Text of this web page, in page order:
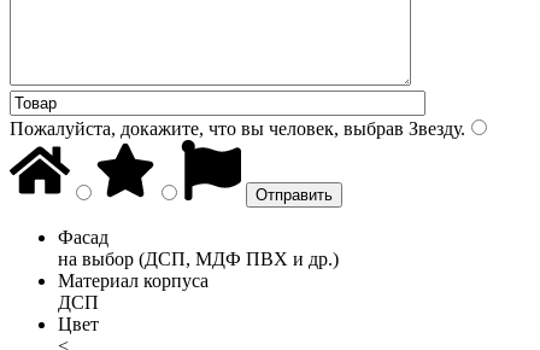
Пожалуйста, докажите, что вы человек, выбрав Звезду.
Фасад
на выбор (ДСП, МДФ ПВХ и др.)
Материал корпуса
ДСП
Цвет
<